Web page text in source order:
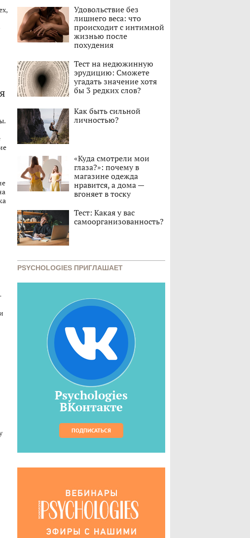
Удовольствие без
лишнего веса: что
происходит с интимной
жизнью после
похудения
Тест на недюжинную
эрудицию: Сможете
угадать значение хотя
бы 3 редких слов?
Как быть сильной
личностью?
«Куда смотрели мои
глаза?»: почему в
магазине одежда
нравится, а дома —
вгоняет в тоску
Тест: Какая у вас
самоорганизованность?
PSYCHOLOGIES ПРИГЛАШАЕТ
Psychologies
ВКонтакте
ПОДПИСАТЬСЯ